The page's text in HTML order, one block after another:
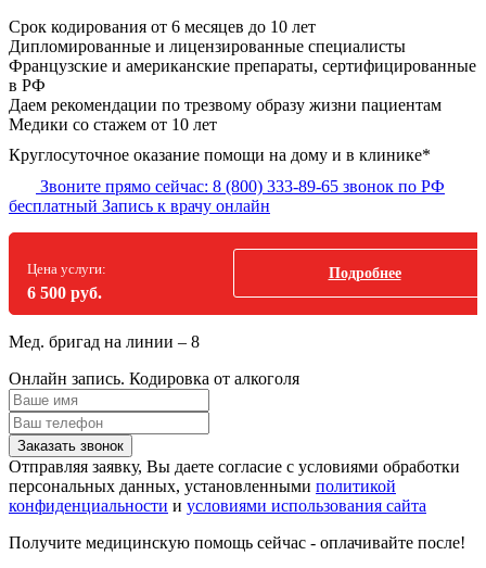
Срок кодирования от 6 месяцев до 10 лет
Дипломированные и лицензированные специалисты
Французские и американские препараты, сертифицированные
в РФ
Даем рекомендации по трезвому образу жизни пациентам
Медики со стажем от 10 лет
Круглосуточное оказание помощи на дому и в клинике*
Звоните прямо сейчас: 8 (800) 333-89-65 звонок по РФ
бесплатный Запись к врачу онлайн
Цена услуги:
6 500 руб.
Подробнее
Мед. бригад на линии – 8
Онлайн запись. Кодировка от алкоголя
Заказать звонок
Отправляя заявку, Вы даете согласие с условиями обработки
персональных данных, установленными политикой
конфиденциальности и условиями использования сайта
Получите медицинскую помощь сейчас - оплачивайте после!